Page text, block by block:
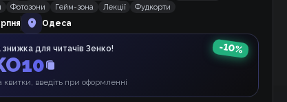
ніхто не коментує, може, почнемо 👉👈 ?
Фотозони Гейм-зона Лекції
Фудкорти
Одеса
знижка для читачів Зенко!
введіть при оформленні
-10%